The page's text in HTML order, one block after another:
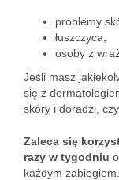
problemy
łuszczyca,
osoby z
Jeśli masz
się z
skóry i doradzi,
Zaleca się
razy w tygodniu
każdym